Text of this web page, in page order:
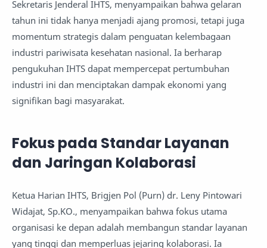
Sekretaris Jenderal IHTS, menyampaikan bahwa gelaran
tahun ini tidak hanya menjadi ajang promosi, tetapi juga
momentum strategis dalam penguatan kelembagaan
industri pariwisata kesehatan nasional. Ia berharap
pengukuhan IHTS dapat mempercepat pertumbuhan
industri ini dan menciptakan dampak ekonomi yang
signifikan bagi masyarakat.
Fokus pada Standar Layanan
dan Jaringan Kolaborasi
Ketua Harian IHTS, Brigjen Pol (Purn) dr. Leny Pintowari
Widajat, Sp.KO., menyampaikan bahwa fokus utama
organisasi ke depan adalah membangun standar layanan
yang tinggi dan memperluas jejaring kolaborasi. Ia